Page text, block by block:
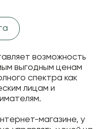
возможность
выгодным ценам
спектра как
лицам и
магазине, у